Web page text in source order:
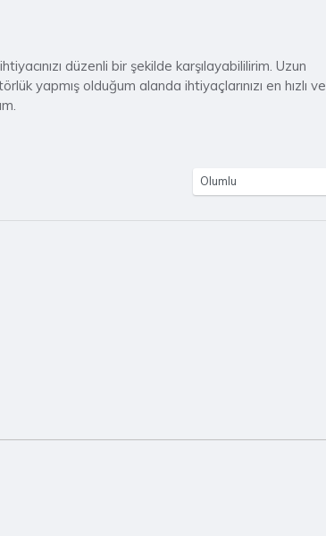
düzenli bir şekilde karşılayabililirim. Uzun
yapmış olduğum alanda ihtiyaçlarınızı en hızlı ve